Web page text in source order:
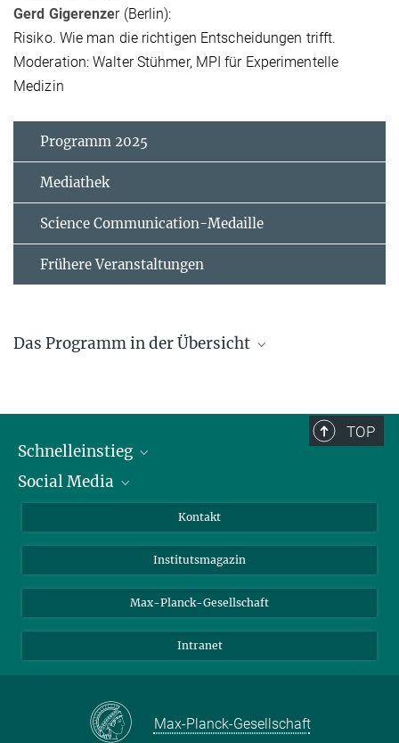
Gerd Gigerenzer (Berlin):
Risiko. Wie man die richtigen Entscheidungen trifft.
Moderation: Walter Stühmer, MPI für Experimentelle
Medizin
Programm 2025
Mediathek
Science Communication-Medaille
Frühere Veranstaltungen
Das Programm in der Übersicht
TOP
Schnelleinstieg
Alumni
Fördernde
Schulen
Studierende
Social Media
Bluesky
Facebook
YouTube
Kontakt
Institutsmagazin
Max-Planck-Gesellschaft
Intranet
Max-Planck-Gesellschaft